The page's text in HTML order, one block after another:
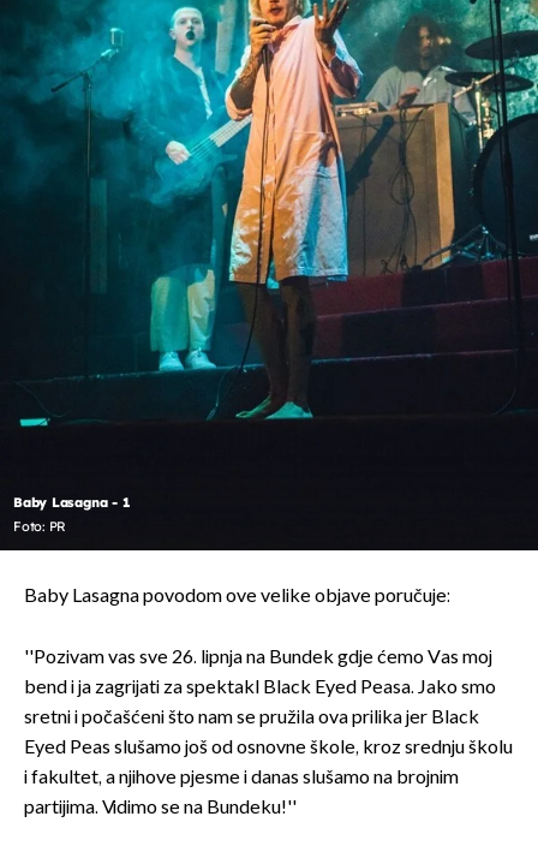
Baby Lasagna - 1
Foto: PR
Baby Lasagna povodom ove velike objave poručuje:
''Pozivam vas sve 26. lipnja na Bundek gdje ćemo Vas moj
bend i ja zagrijati za spektakl Black Eyed Peasa. Jako smo
sretni i počašćeni što nam se pružila ova prilika jer Black
Eyed Peas slušamo još od osnovne škole, kroz srednju školu
i fakultet, a njihove pjesme i danas slušamo na brojnim
partijima. Vidimo se na Bundeku!''